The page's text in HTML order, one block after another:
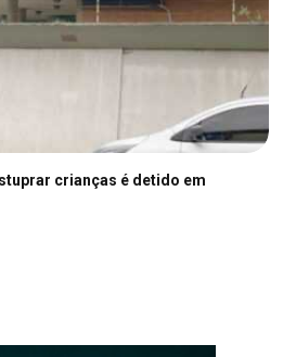
crianças é detido em